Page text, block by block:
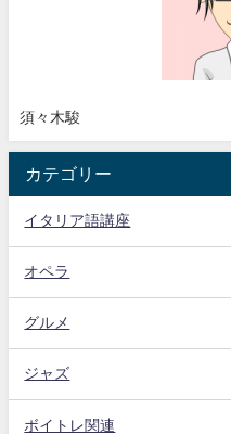
須々木駿
カテゴリー
イタリア語講座
オペラ
グルメ
ジャズ
ボイトレ関連